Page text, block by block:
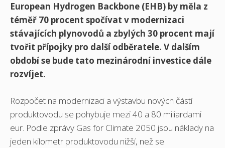
European Hydrogen Backbone (EHB) by měla z
téměř 70 procent spočívat v modernizaci
stávajících plynovodů a zbylých 30 procent mají
tvořit přípojky pro další odběratele. V dalším
období se bude tato mezinárodní investice dále
rozvíjet.
Rozpočet na modernizaci a výstavbu nových částí
produktovodu se pohybuje mezi 40 a 80 miliardami
eur. Podle zprávy Gas for Climate 2050 jsou náklady na
jeden kilometr produktovodu nižší, než se